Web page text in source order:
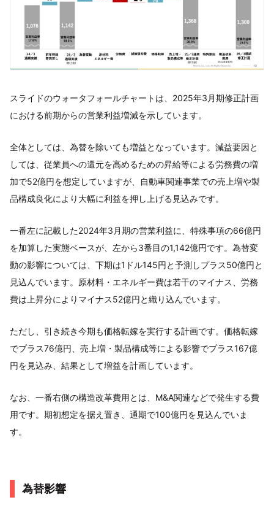
スライドのウォータフォールチャートは、2025年3月期修正計画
における前期からの営業利益増減を示しています。
全体としては、為替を除いても増益となっています。減益要因と
しては、従業員への還元を高めるための昇給等による労務費の増
加で52億円を想定していますが、自動車関連事業での売上増や製
品構成良化により大幅に利益を押し上げる見込みです。
一番左に記載した2024年3月期の営業利益に、特殊事項の66億円
を加算した実態ベースが、左から3番目の1,142億円です。為替変
動の影響については、下期は1ドル145円と予測しプラス50億円と
見込んでいます。原材料・エネルギー費は若干のマイナス、労務
費は上昇分によりマイナス52億円と織り込んでいます。
ただし、引き続き今期も価格転嫁を実行する計画です。価格転嫁
でプラス76億円、売上増・製品構成等による影響でプラス167億
円を見込み、結果として増益を計画しています。
なお、一番右側の構造改革費用とは、M&A関連などで発生する費
用です。期初想定を据え置き、通期で100億円を見込んでいま
す。
為替影響